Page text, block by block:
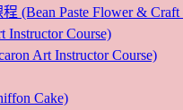
(Bean Paste Flower & Craft
Course)
Art Instructor Course)
Cake)